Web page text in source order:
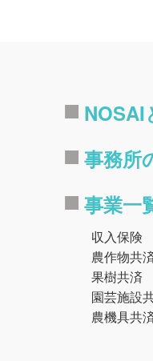
NOSAI
事務所
事業一
収入保険
農作物共
果樹共済
園芸施設
農機具共